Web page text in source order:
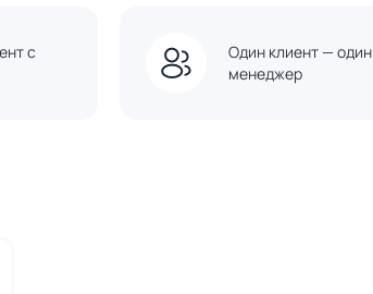
с
Один клиент — один
менеджер